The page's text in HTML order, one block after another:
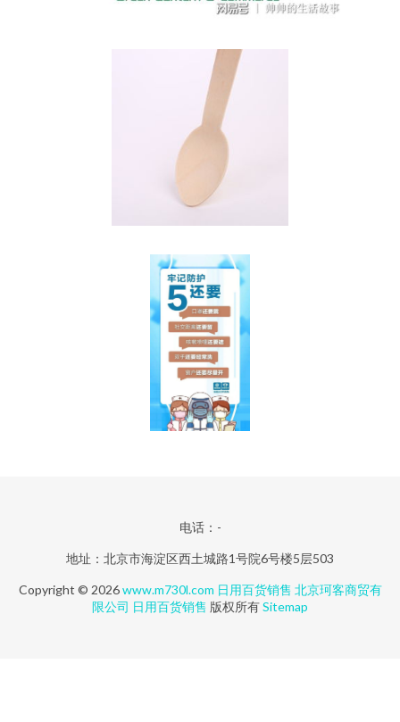
电话：-
地址：北京市海淀区西土城路1号院6号楼5层503
Copyright © 2026www.m730l.com 日用百货销售 北京珂客商贸有
限公司 日用百货销售 版权所有Sitemap